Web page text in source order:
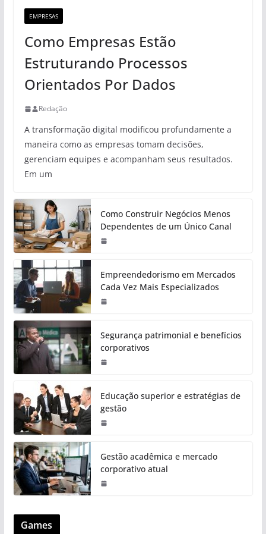
EMPRESAS
Como Empresas Estão
Estruturando Processos
Orientados Por Dados
Redação
A transformação digital modificou profundamente a
maneira como as empresas tomam decisões,
gerenciam equipes e acompanham seus resultados.
Em um
Como Construir Negócios Menos
Dependentes de um Único Canal
Empreendedorismo em Mercados
Cada Vez Mais Especializados
Segurança patrimonial e benefícios
corporativos
Educação superior e estratégias de
gestão
Gestão acadêmica e mercado
corporativo atual
Games